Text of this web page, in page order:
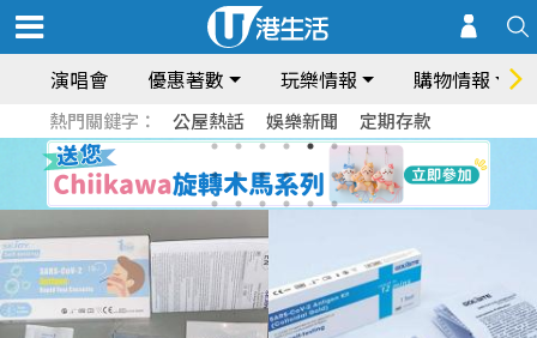
演唱會 優惠著數 玩樂情報 購物情報
熱門關鍵字： 公屋熱話 娛樂新聞 定期存款